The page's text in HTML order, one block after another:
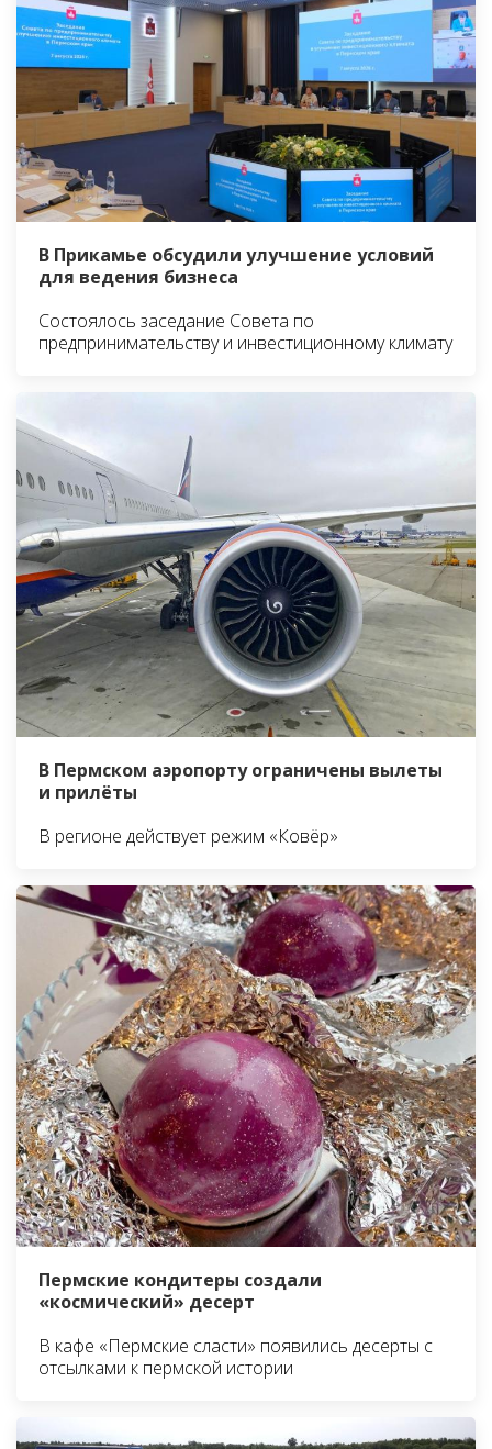
В Прикамье обсудили улучшение условий
для ведения бизнеса
Состоялось заседание Совета по
предпринимательству и инвестиционному климату
В Пермском аэропорту ограничены вылеты
и прилёты
В регионе действует режим «Ковёр»
Пермские кондитеры создали
«космический» десерт
В кафе «Пермские сласти» появились десерты с
отсылками к пермской истории